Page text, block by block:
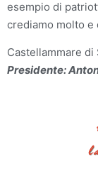
esempio di
crediamo molto e
Castellammare di
Presidente: